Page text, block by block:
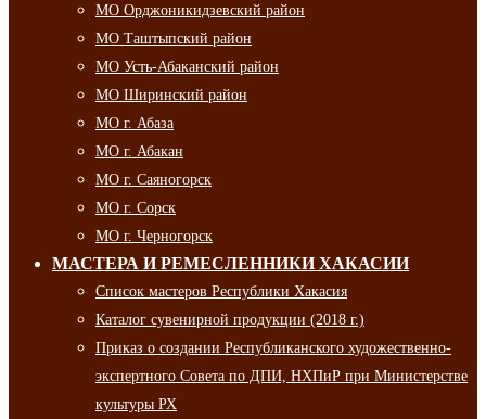
МО Орджоникидзевский район
МО Таштыпский район
МО Усть-Абаканский район
МО Ширинский район
МО г. Абаза
МО г. Абакан
МО г. Саяногорск
МО г. Сорск
МО г. Черногорск
МАСТЕРА И РЕМЕСЛЕННИКИ ХАКАСИИ
Список мастеров Республики Хакасия
Каталог сувенирной продукции (2018 г.)
Приказ о создании Республиканского художественно-
экспертного Совета по ДПИ, НХПиР при Министерстве
культуры РХ